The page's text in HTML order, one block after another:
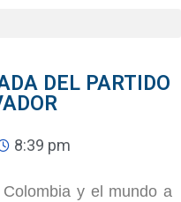
DEL PARTIDO
8:39 pm
y el mundo a